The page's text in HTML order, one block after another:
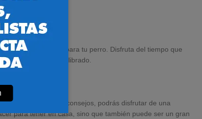
considerado.
tanto para ti como para tu perro. Disfruta del tiempo que
feliz y equilibrado.
Siguiendo estos consejos, podrás disfrutar de una
para tener en casa, sino que también puede ser un gran